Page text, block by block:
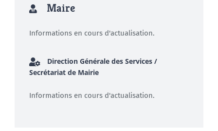
Maire
Informations en cours d'actualisation.
Direction Générale des Services /
Secrétariat de Mairie
Informations en cours d'actualisation.